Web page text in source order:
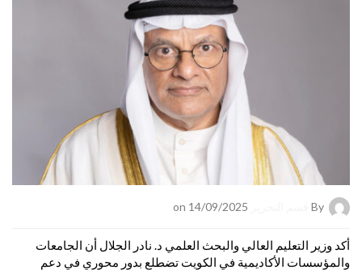
By
أكد وزير التعليم العالي والبحث العلمي د. نادر الجلال أن الجامعات
والمؤسسات الأكاديمية في الكويت تضطلع بدور محوري في دعم